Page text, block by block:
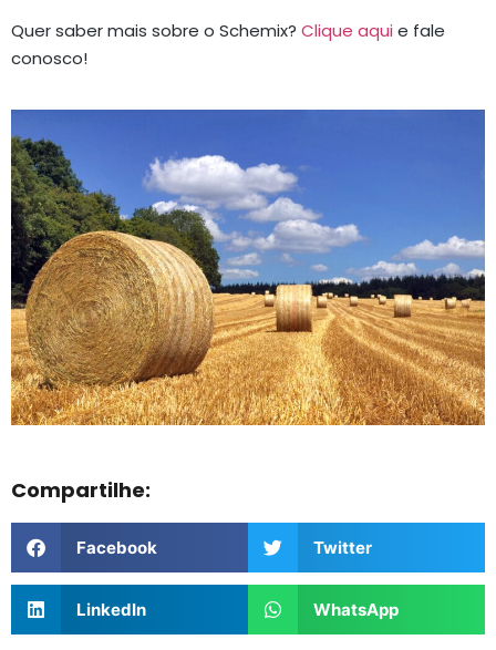
Quer saber mais sobre o Schemix? Clique aqui e fale
conosco!
Compartilhe:
Facebook Twitter
LinkedIn WhatsApp